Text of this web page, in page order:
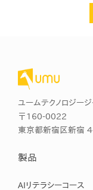
ユームテクノロジー
〒160-0022
東京都新宿区新宿
製品
AIリテラシーコース